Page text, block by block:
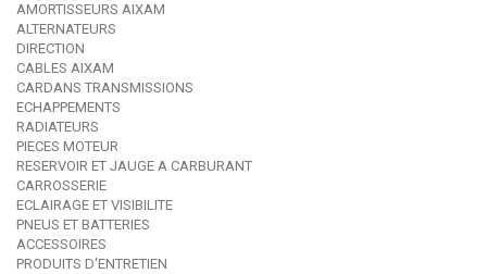
AMORTISSEURS AIXAM
ALTERNATEURS
DIRECTION
CABLES AIXAM
CARDANS TRANSMISSIONS
ECHAPPEMENTS
RADIATEURS
PIECES MOTEUR
RESERVOIR ET JAUGE A CARBURANT
CARROSSERIE
ECLAIRAGE ET VISIBILITE
PNEUS ET BATTERIES
ACCESSOIRES
PRODUITS D'ENTRETIEN